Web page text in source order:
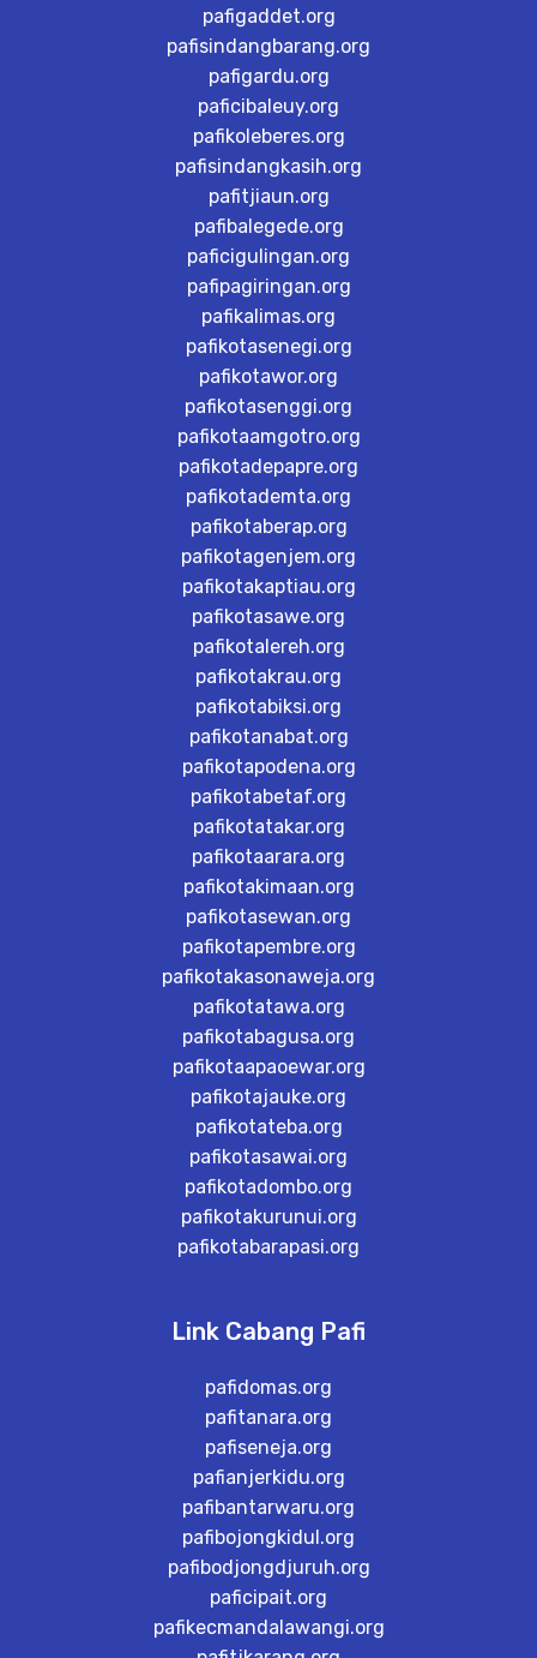
pafigaddet.org
pafisindangbarang.org
pafigardu.org
paficibaleuy.org
pafikoleberes.org
pafisindangkasih.org
pafitjiaun.org
pafibalegede.org
paficigulingan.org
pafipagiringan.org
pafikalimas.org
pafikotasenegi.org
pafikotawor.org
pafikotasenggi.org
pafikotaamgotro.org
pafikotadepapre.org
pafikotademta.org
pafikotaberap.org
pafikotagenjem.org
pafikotakaptiau.org
pafikotasawe.org
pafikotalereh.org
pafikotakrau.org
pafikotabiksi.org
pafikotanabat.org
pafikotapodena.org
pafikotabetaf.org
pafikotatakar.org
pafikotaarara.org
pafikotakimaan.org
pafikotasewan.org
pafikotapembre.org
pafikotakasonaweja.org
pafikotatawa.org
pafikotabagusa.org
pafikotaapaoewar.org
pafikotajauke.org
pafikotateba.org
pafikotasawai.org
pafikotadombo.org
pafikotakurunui.org
pafikotabarapasi.org
Link Cabang Pafi
pafidomas.org
pafitanara.org
pafiseneja.org
pafianjerkidu.org
pafibantarwaru.org
pafibojongkidul.org
pafibodjongdjuruh.org
paficipait.org
pafikecmandalawangi.org